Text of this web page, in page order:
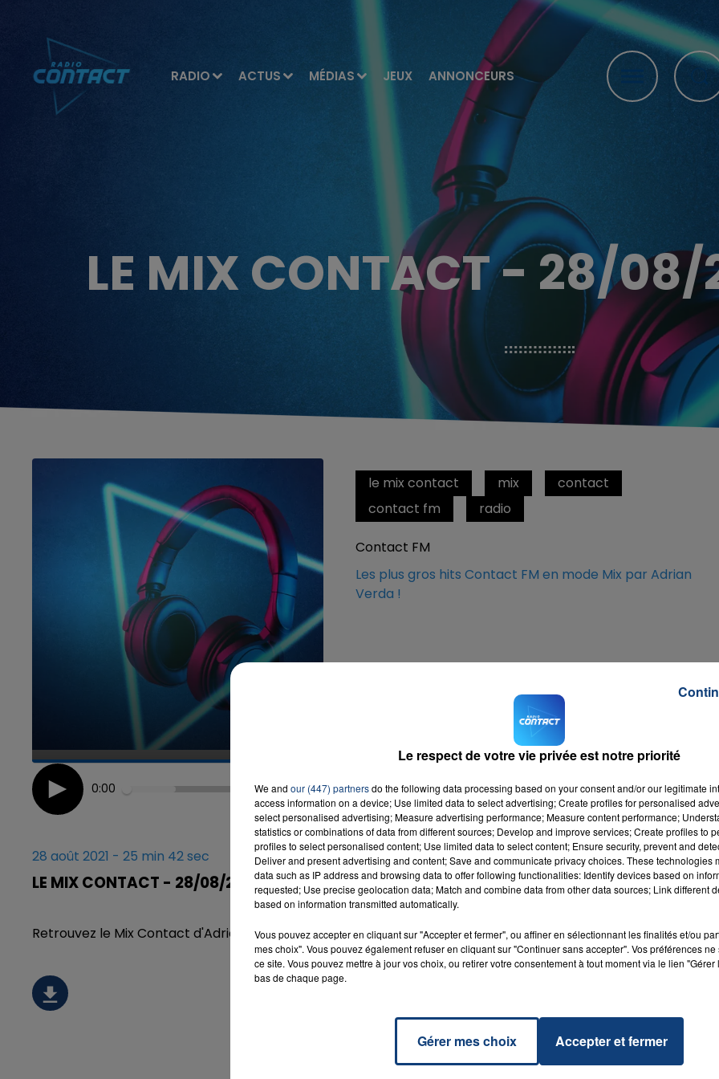
RADIO ACTUS MÉDIAS JEUX ANNONCEURS
LE MIX CONTACT - 28/08/
le mix contact mix
contact
contact fm
radio
Contact FM
Les plus gros hits Contact FM en mode Mix par Adrian
Verda !
0:00 25 min 42
28 août 2021 - 25 min 42 sec
LE MIX CONTACT - 28/08/21 - PARTIE 1
Retrouvez le Mix Contact d'Adrian Verda tous les vendrediqs et samedis de 22h à minuit sur Contact FM.
Le respect de votre vie privée est notre priorité
We and our (447) partnersdo the following data processing based on your consent and/or our legitimate
access information on a device; Use limited data to select advertising; Create profiles for personalised
select personalised advertising; Measure advertising performance; Measure content performance;
statistics or combinations of data from different sources; Develop and improve services; Create profiles to
profiles to select personalised content; Use limited data to select content; Ensure security, prevent and
Deliver and present advertising and content; Save and communicate privacy choices. These technologies
data such as IP address and browsing data to offer following functionalities: Identify devices based on
requested; Use precise geolocation data; Match and combine data from other data sources; Link different
based on information transmitted automatically.
Vous pouvez accepter en cliquant sur "Accepter et fermer", ou affiner en sélectionnant les finalités et/ou
mes choix". Vous pouvez également refuser en cliquant sur "Continuer sans accepter". Vos préférences
ce site. Vous pouvez mettre à jour vos choix, ou retirer votre consentement à tout moment via le lien
bas de chaque page.
Gérer mes choix Accepter et fermer